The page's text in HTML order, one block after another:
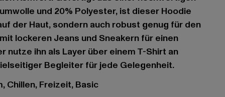
und 20% Polyester, ist dieser Hoodie
der Haut, sondern auch robust genug für den
lockeren Jeans und Sneakern für einen
nutze ihn als Layer über einem T-Shirt an
Begleiter für jede Gelegenheit.
Chillen, Freizeit, Basic